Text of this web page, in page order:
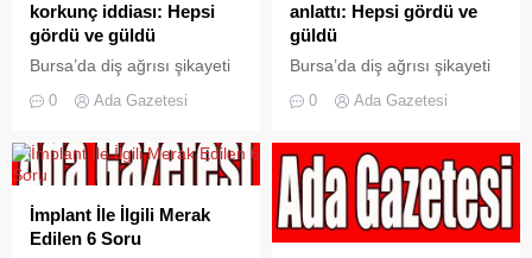
korkunç iddiası: Hepsi
gördü ve güldü
Bursa’da diş ağrısı şikayeti
ile gittiği özel bir klinikte
fenalaşıp kaldırıldığı
hayatını kaybeden 5
yaşındaki Deniz Sönmez’in
ailesi olayda ihmaller zinciri
olduğunu iddia ederek
0 Ada Gazetesi
anlattı: Hepsi gördü ve
güldü
Bursa’da diş ağrısı şikayeti
ile gittiği özel bir klinikte
fenalaşıp kaldırıldığı
hayatını kaybeden 5
yaşındaki Deniz Sönmez’in
ailesi olayda ihmaller zinciri
olduğunu iddia ederek
0 Ada Gazetesi
İmplant İle İlgili Merak
Edilen 6 Soru